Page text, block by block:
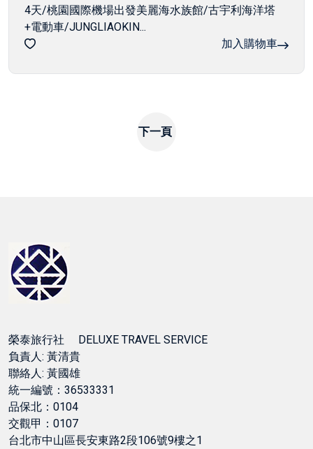
4天/桃園國際機場出發美麗海水族館/古宇利海洋塔
+電動車/JUNGLIAOKIN...
加入購物車
下一頁
榮泰旅行社 DELUXE TRAVEL SERVICE
負責人: 黃清貴
聯絡人: 黃國雄
統一編號：36533331
品保北：0104
交觀甲：0107
台北市中山區長安東路2段106號9樓之1